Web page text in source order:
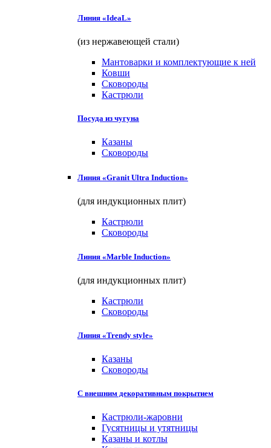
Линия «IdeaL»
(из нержавеющей стали)
Мантоварки и комплектующие к ней
Ковши
Сковороды
Кастрюли
Посуда из чугуна
Казаны
Сковороды
Линия «Granit Ultra Induction»
(для индукционных плит)
Кастрюли
Сковороды
Линия «Marble Induction»
(для индукционных плит)
Кастрюли
Сковороды
Линия «Trendy style»
Казаны
Сковороды
С внешним декоративным покрытием
Кастрюли-жаровни
Гусятницы и утятницы
Казаны и котлы